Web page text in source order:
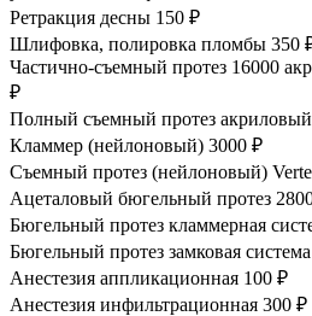
Ретракция десны 150 ₽
Шлифовка, полировка пломбы 350
Частично-съемный протез 16000
₽
Полный съемный протез
Кламмер (нейлоновый) 3000 ₽
Съемный протез (нейлоновый)
Ацеталовый бюгельный протез
Бюгельный протез кламмерная
Бюгельный протез замковая
Анестезия аппликационная 100 ₽
Анестезия инфильтрационная 300 ₽